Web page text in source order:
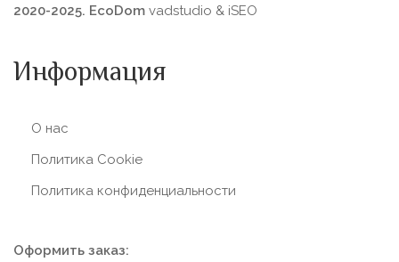
2020-2025. EcoDom vadstudio & iSEO
Информация
О нас
Политика Сookie
Политика конфиденциальности
Оформить заказ: